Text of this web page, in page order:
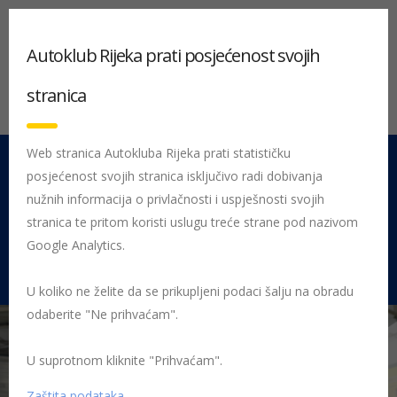
051 212 442 Centrala
Pon - Pet 08:00 - 16:00
Rujevica 9/1, 51000 Rijeka
Početna Posljednje objavljene novosti
Autoklub Rijeka prati posjećenost svojih
stranica
Web stranica Autokluba Rijeka prati statističku
posjećenost svojih stranica isključivo radi dobivanja
nužnih informacija o privlačnosti i uspješnosti svojih
stranica te pritom koristi uslugu treće strane pod nazivom
Google Analytics.
U koliko ne želite da se prikupljeni podaci šalju na obradu
odaberite "Ne prihvaćam".
U suprotnom kliknite "Prihvaćam".